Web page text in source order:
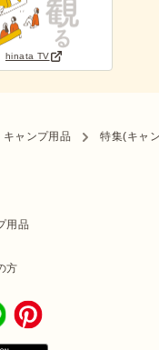
hinata TV
キャンプ用品 特集(キャ
用品
方